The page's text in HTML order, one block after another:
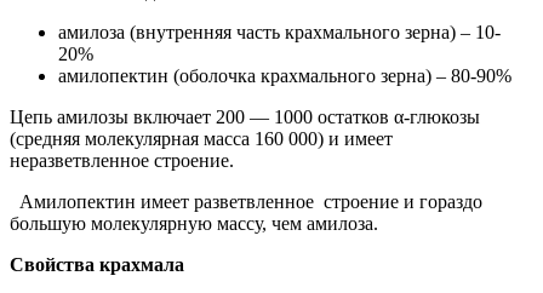
амилоза (внутренняя часть крахмального зерна) – 10-
20%
амилопектин (оболочка крахмального зерна) – 80-90%
Цепь амилозы включает 200 — 1000 остатков α-глюкозы
(средняя молекулярная масса 160 000) и имеет
неразветвленное строение.
Амилопектин имеет разветвленное строение и гораздо
большую молекулярную массу, чем амилоза.
Свойства крахмала